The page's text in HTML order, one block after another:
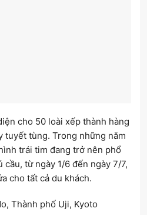
cho 50 loài xếp thành hàng
tuyết tùng. Trong những năm
trái tim đang trở nên phổ
cầu, từ ngày 1/6 đến ngày 7/7,
cho tất cả du khách.
Thành phố Uji, Kyoto